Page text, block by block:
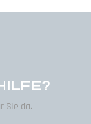
Sie da.